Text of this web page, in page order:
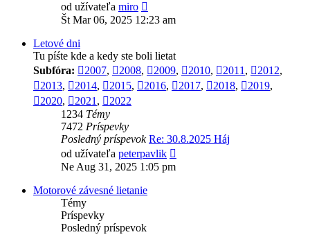
od užívateľa miro
posledný
Št Mar 06, 2025 12:23 am
Letové dni
Tu píśte kde a kedy ste boli lietat
Subfóra:
2007, 2008, 2009, 2010, 2011, 2012,
2013, 2014, 2015, 2016, 2017, 2018, 2019,
2020, 2021,
2022
1234 Témy
7472 Príspevky
Posledný príspevok Re: 30.8.2025 Háj
od užívateľa peterpavlik
Ne Aug 31, 2025 1:05 pm
Motorové závesné lietanie
Témy
Príspevky
Posledný príspevok